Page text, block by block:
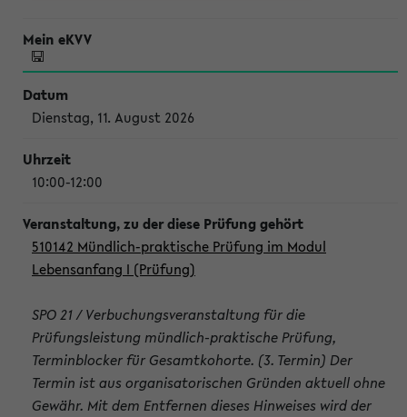
Dienstag, 11. August 2026
10:00-12:00
510142 Mündlich-praktische Prüfung im Modul
Lebensanfang I (Prüfung)
SPO 21 / Verbuchungsveranstaltung für die
Prüfungsleistung mündlich-praktische Prüfung,
Terminblocker für Gesamtkohorte. (3. Termin) Der
Termin ist aus organisatorischen Gründen aktuell ohne
Gewähr. Mit dem Entfernen dieses Hinweises wird der